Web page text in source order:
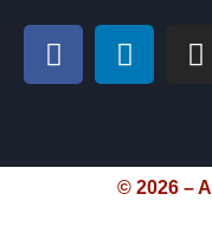
© 2026 –